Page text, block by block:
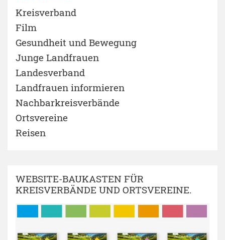
Kreisverband
Film
Gesundheit und Bewegung
Junge Landfrauen
Landesverband
Landfrauen informieren
Nachbarkreisverbände
Ortsvereine
Reisen
WEBSITE-BAUKASTEN FÜR
KREISVERBÄNDE UND ORTSVEREINE.